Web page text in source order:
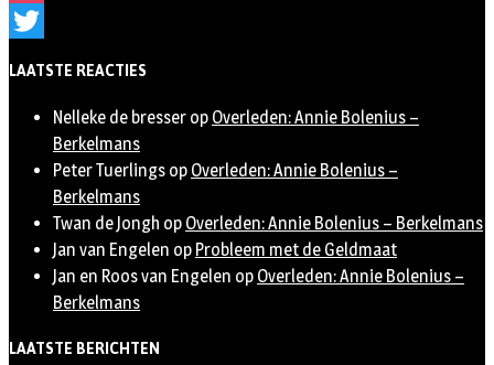
Instagram
LAATSTE REACTIES
Nelleke de bresser op Overleden: Annie Bolenius –
Berkelmans
Peter Tuerlings op Overleden: Annie Bolenius –
Berkelmans
Twan de Jongh op Overleden: Annie Bolenius – Berkelmans
Jan van Engelen op Probleem met de Geldmaat
Jan en Roos van Engelen op Overleden: Annie Bolenius –
Berkelmans
LAATSTE BERICHTEN